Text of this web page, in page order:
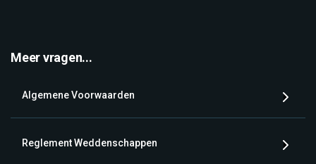
Meer vragen...
Algemene Voorwaarden
Reglement Weddenschappen